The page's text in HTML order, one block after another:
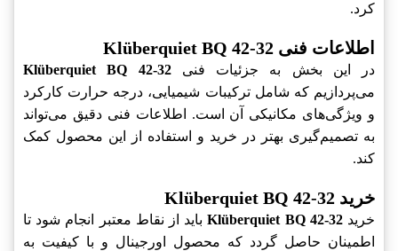
کرد.
اطلاعات فنی Klüberquiet BQ 42-32
در این بخش به جزئیات فنیKlüberquiet BQ 42-32
می‌پردازیم که شامل ترکیبات شیمیایی، درجه حرارت کارکرد
و ویژگی‌های مکانیکی آن است. اطلاعات فنی دقیق می‌تواند
به تصمیم‌گیری بهتر در خرید و استفاده از این محصول کمک
کند.
خرید Klüberquiet BQ 42-32
خریدKlüberquiet BQ 42-32باید از نقاط معتبر انجام شود تا
اطمینان حاصل گردد که محصول اورجینال و با کیفیت به